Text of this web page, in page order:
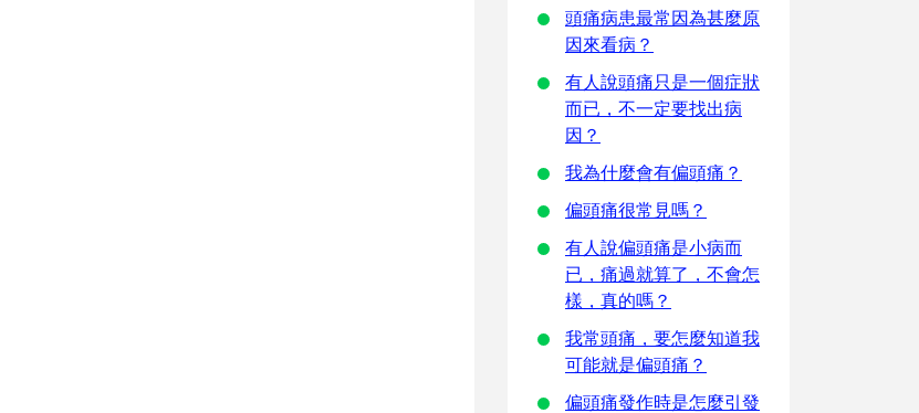
頭痛病患最常因為甚麼原
因來看病？
有人說頭痛只是一個症狀
而已，不一定要找出病
因？
我為什麼會有偏頭痛？
偏頭痛很常見嗎？
有人說偏頭痛是小病而
已，痛過就算了，不會怎
樣，真的嗎？
我常頭痛，要怎麼知道我
可能就是偏頭痛？
偏頭痛發作時是怎麼引發